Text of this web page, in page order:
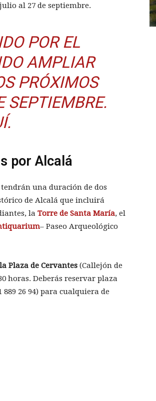
al 27 de septiembre.
POR EL
AMPLIAR
PRÓXIMOS
SEPTIEMBRE.
.
por Alcalá
una duración de dos
de Alcalá que incluirá
la Torre de Santa María, el
– Paseo Arqueológico
Plaza de Cervantes (Callejón de
horas. Deberás reservar plaza
889 26 94) para cualquiera de